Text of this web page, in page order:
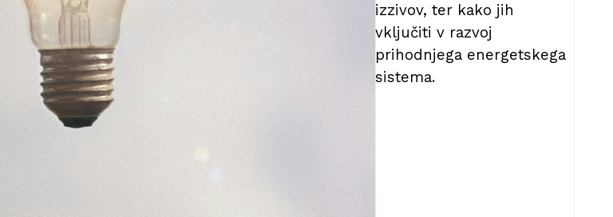
izzivov, ter kako jih
vključiti v razvoj
prihodnjega energetskega
sistema.